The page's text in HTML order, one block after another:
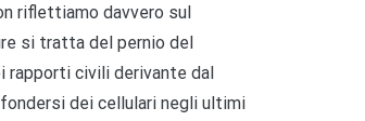
riflettiamo davvero sul
si tratta del pernio del
rapporti civili derivante dal
dei cellulari negli ultimi